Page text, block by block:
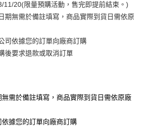
含以上)免運費
20(限量預購活動，售完即提前結束。)
期無需於備註填寫，商品實際到貨日需依原
司依據您的訂單向廠商訂購
後要求退款或取消訂單
需於備註填寫，商品實際到貨日需依原廠
據您的訂單向廠商訂購